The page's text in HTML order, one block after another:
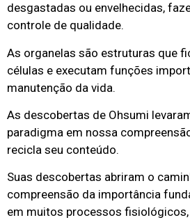
desgastadas ou envelhecidas,
controle de qualidade.
As organelas são estruturas que
células e executam funções
manutenção da vida.
As descobertas de Ohsumi
paradigma em nossa
recicla seu conteúdo.
Suas descobertas abriram o
compreensão da importância
em muitos processos